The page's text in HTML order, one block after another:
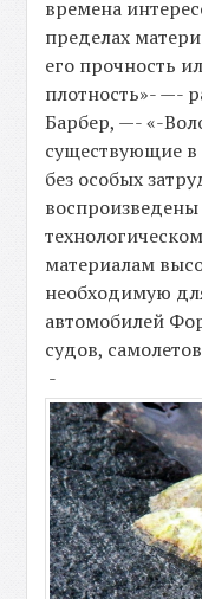
времена
пределах
его прочность
плотность»- —-
Барбер, —- «-
существующие в
без особых
материалам
необходимую
автомобилей
судов,
-